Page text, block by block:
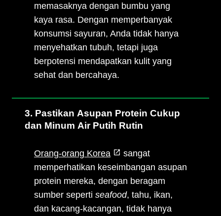
memasaknya dengan bumbu yang
kaya rasa. Dengan memperbanyak
konsumsi sayuran, Anda tidak hanya
menyehatkan tubuh, tetapi juga
berpotensi mendapatkan kulit yang
sehat dan bercahaya.
3. Pastikan Asupan Protein Cukup
dan Minum Air Putih Rutin
Orang-orang Korea
sangat
memperhatikan keseimbangan asupan
protein mereka, dengan beragam
sumber seperti seafood, tahu, ikan,
dan kacang-kacangan, tidak hanya